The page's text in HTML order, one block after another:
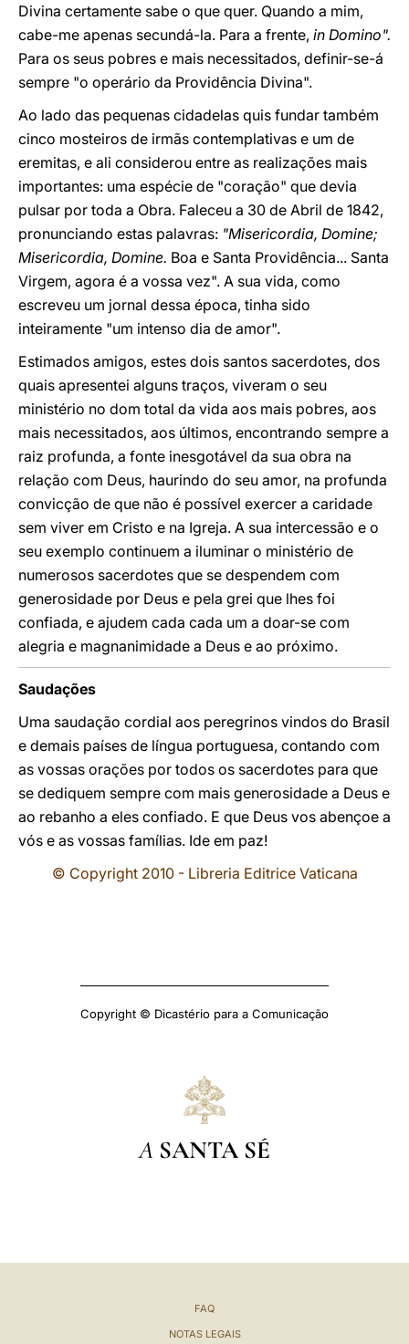
Divina certamente sabe o que quer. Quando a mim,
cabe-me apenas secundá-la. Para a frente, in Domino".
Para os seus pobres e mais necessitados, definir-se-á
sempre "o operário da Providência Divina".
Ao lado das pequenas cidadelas quis fundar também
cinco mosteiros de irmãs contemplativas e um de
eremitas, e ali considerou entre as realizações mais
importantes: uma espécie de "coração" que devia
pulsar por toda a Obra. Faleceu a 30 de Abril de 1842,
pronunciando estas palavras: "Misericordia, Domine;
Misericordia, Domine. Boa e Santa Providência... Santa
Virgem, agora é a vossa vez". A sua vida, como
escreveu um jornal dessa época, tinha sido
inteiramente "um intenso dia de amor".
Estimados amigos, estes dois santos sacerdotes, dos
quais apresentei alguns traços, viveram o seu
ministério no dom total da vida aos mais pobres, aos
mais necessitados, aos últimos, encontrando sempre a
raiz profunda, a fonte inesgotável da sua obra na
relação com Deus, haurindo do seu amor, na profunda
convicção de que não é possível exercer a caridade
sem viver em Cristo e na Igreja. A sua intercessão e o
seu exemplo continuem a iluminar o ministério de
numerosos sacerdotes que se despendem com
generosidade por Deus e pela grei que lhes foi
confiada, e ajudem cada cada um a doar-se com
alegria e magnanimidade a Deus e ao próximo.
Saudações
Uma saudação cordial aos peregrinos vindos do Brasil
e demais países de língua portuguesa, contando com
as vossas orações por todos os sacerdotes para que
se dediquem sempre com mais generosidade a Deus e
ao rebanho a eles confiado. E que Deus vos abençoe a
vós e as vossas famílias. Ide em paz!
© Copyright 2010 - Libreria Editrice Vaticana
Copyright © Dicastério para a Comunicação
A SANTA SÉ
FAQ
NOTAS LEGAIS